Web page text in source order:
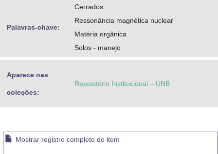
Palavras-chave:
Cerrados
Ressonância magnética nuclear
Matéria orgânica
Solos - manejo
Aparece nas
coleções:
Repositório Institucional – UNB
Mostrar registro completo do item